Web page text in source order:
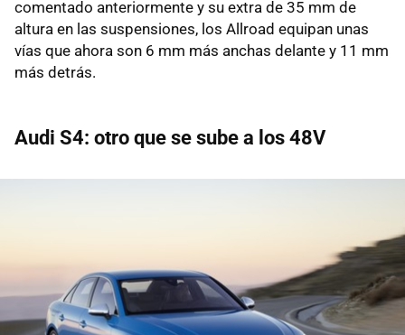
comentado anteriormente y su extra de 35 mm de
altura en las suspensiones, los Allroad equipan unas
vías que ahora son 6 mm más anchas delante y 11 mm
más detrás.
Audi S4: otro que se sube a los 48V